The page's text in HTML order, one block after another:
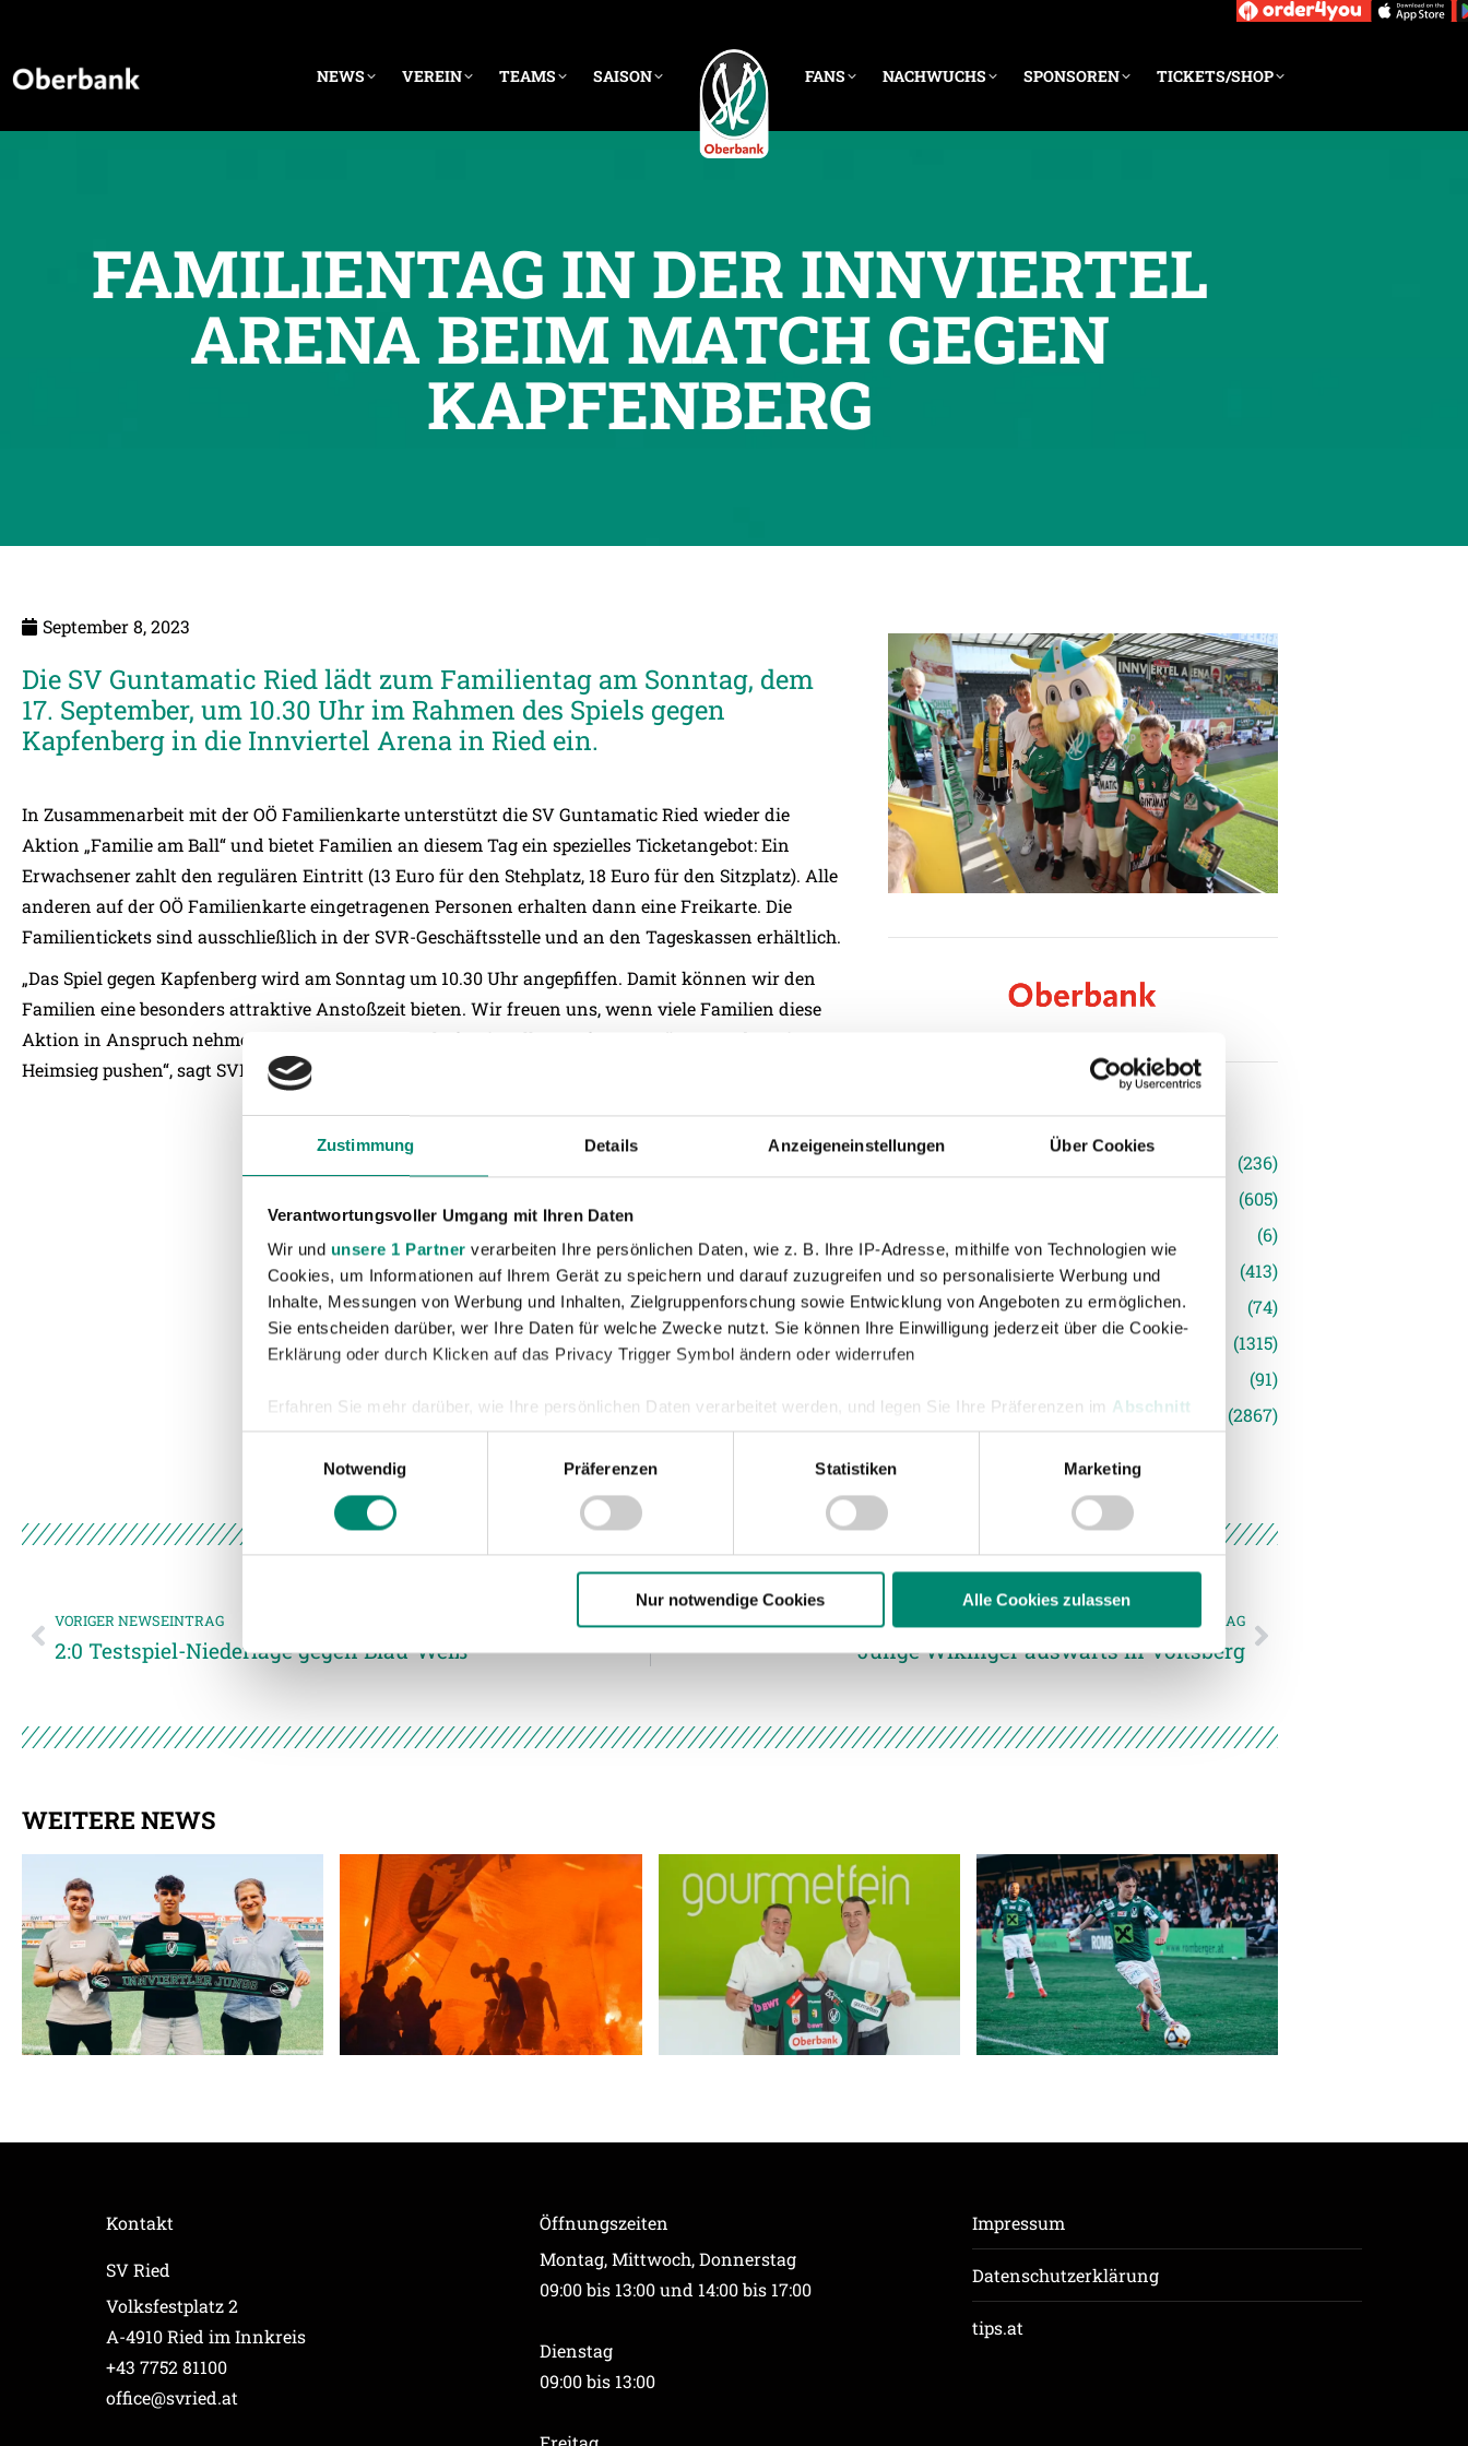
Zustimmung Details Anzeigeneinstellungen Über Cookies
Verantwortungsvoller Umgang mit Ihren Daten
Wir und unsere 1 Partner verarbeiten Ihre persönlichen Daten, wie z. B. Ihre IP-Adresse, mithilfe von Technologien wie
Cookies, um Informationen auf Ihrem Gerät zu speichern und darauf zuzugreifen und so personalisierte Werbung und
Inhalte, Messungen von Werbung und Inhalten, Zielgruppenforschung sowie Entwicklung von Angeboten zu ermöglichen.
Sie entscheiden darüber, wer Ihre Daten für welche Zwecke nutzt. Sie können Ihre Einwilligung jederzeit über die Cookie-
Erklärung oder durch Klicken auf das Privacy Trigger Symbol ändern oder widerrufen
Erfahren Sie mehr darüber, wie Ihre persönlichen Daten verarbeitet werden, und legen Sie Ihre Präferenzen im Abschnitt
Einzelheitenfest.
und die Zugriffe auf unsere Website zu analysieren. Außerdem geben wir Informationen zu Ihrer Verwendung unserer
Weitere Details, insbesondere zu Speicherdauer und Empfänger entnehmen Sie unserer Datenschutzerklärung
Notwendig
Präferenzen Statistiken Marketing
Nur notwendige Cookies Alle Cookies zulassen
NEWS VEREIN TEAMS SAISON FANS NACHWUCHS SPONSOREN TICKETS/SHOP
FAMILIENTAG IN DER INNVIERTEL
ARENA BEIM MATCH GEGEN
KAPFENBERG
September 8, 2023
Die SV Guntamatic Ried lädt zum Familientag am Sonntag, dem
17. September, um 10.30 Uhr im Rahmen des Spiels gegen
Kapfenberg in die Innviertel Arena in Ried ein.
In Zusammenarbeit mit der OÖ Familienkarte unterstützt die SV Guntamatic Ried wieder die
Aktion „Familie am Ball“ und bietet Familien an diesem Tag ein spezielles Ticketangebot: Ein
Erwachsener zahlt den regulären Eintritt (13 Euro für den Stehplatz, 18 Euro für den Sitzplatz). Alle
anderen auf der OÖ Familienkarte eingetragenen Personen erhalten dann eine Freikarte. Die
Familientickets sind ausschließlich in der SVR-Geschäftsstelle und an den Tageskassen erhältlich.
„Das Spiel gegen Kapfenberg wird am Sonntag um 10.30 Uhr angepfiffen. Damit können wir den
Familien eine besonders attraktive Anstoßzeit bieten. Wir freuen uns, wenn viele Familien diese
Aktion in Anspruch nehmen und unsere Mannschaft mit voller Kraft unterstützen und zu einem
Heimsieg pushen“, sagt SVR-Geschäftsführer Rainer Wöllinger.
Kategorien
Akademie
(236)
(605)
(6)
Junge Wikinger Ried
(413)
Nachwuchs
(74)
Profis
(1315)
(91)
Unkategorisiert
(2867)
VORIGER NEWSEINTRAG
2:0 Testspiel-Niederlage gegen Blau-Weiß
NÄCHSTER NEWSEINTRAG
Junge Wikinger auswärts in Voitsberg
WEITERE NEWS
Kontakt
SV Ried
Volksfestplatz 2
A-4910 Ried im Innkreis
+43 7752 81100
office@svried.at
Öffnungszeiten
Montag, Mittwoch, Donnerstag
09:00 bis 13:00 und 14:00 bis 17:00
Dienstag
09:00 bis 13:00
Impressum
Datenschutzerklärung
tips.at